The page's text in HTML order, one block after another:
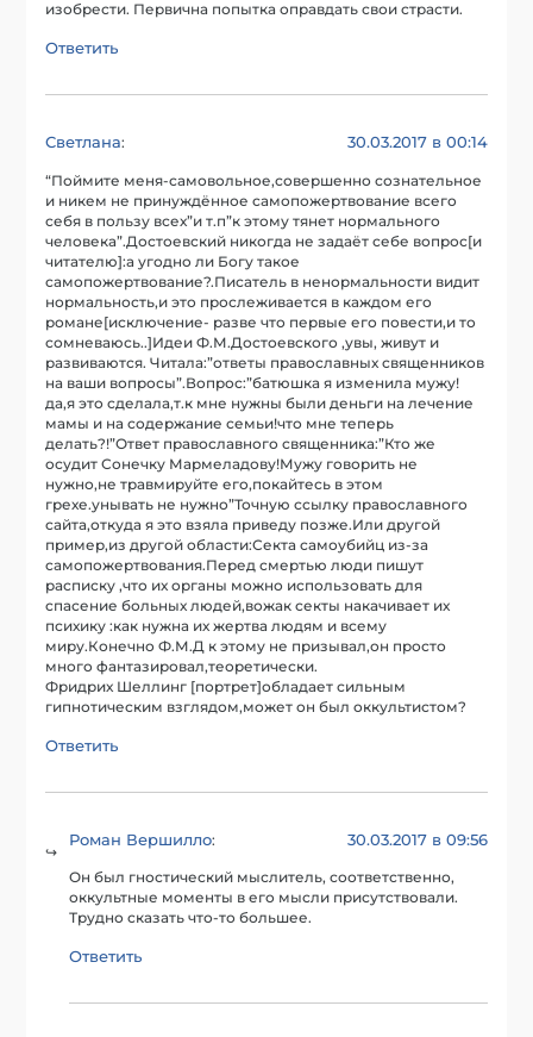
изобрести. Первична попытка оправдать свои страсти.
Ответить
Светлана: 30.03.2017 в 00:14
“Поймите меня-самовольное,совершенно сознательное
и никем не принуждённое самопожертвование всего
себя в пользу всех”и т.п”к этому тянет нормального
человека”.Достоевский никогда не задаёт себе вопрос[и
читателю]:а угодно ли Богу такое
самопожертвование?.Писатель в ненормальности видит
нормальность,и это прослеживается в каждом его
романе[исключение- разве что первые его повести,и то
сомневаюсь..]Идеи Ф.М.Достоевского ,увы, живут и
развиваются. Читала:”ответы православных священников
на ваши вопросы”.Вопрос:”батюшка я изменила мужу!
да,я это сделала,т.к мне нужны были деньги на лечение
мамы и на содержание семьи!что мне теперь
делать?!”Ответ православного священника:”Кто же
осудит Сонечку Мармеладову!Мужу говорить не
нужно,не травмируйте его,покайтесь в этом
грехе.унывать не нужно”Точную ссылку православного
сайта,откуда я это взяла приведу позже.Или другой
пример,из другой области:Секта самоубийц из-за
самопожертвования.Перед смертью люди пишут
расписку ,что их органы можно использовать для
спасение больных людей,вожак секты накачивает их
психику :как нужна их жертва людям и всему
миру.Конечно Ф.М.Д к этому не призывал,он просто
много фантазировал,теоретически.
Фридрих Шеллинг [портрет]обладает сильным
гипнотическим взглядом,может он был оккультистом?
Ответить
Роман Вершилло: 30.03.2017 в 09:56
Он был гностический мыслитель, соответственно,
оккультные моменты в его мысли присутствовали.
Трудно сказать что-то большее.
Ответить